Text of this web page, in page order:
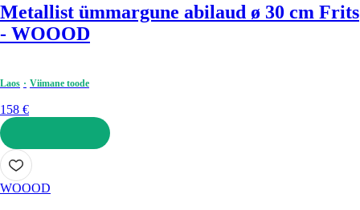
Metallist ümmargune abilaud ø 30 cm Frits
- WOOOD
Laos Viimane toode
158 €
LISA OSTUKORVI
WOOOD